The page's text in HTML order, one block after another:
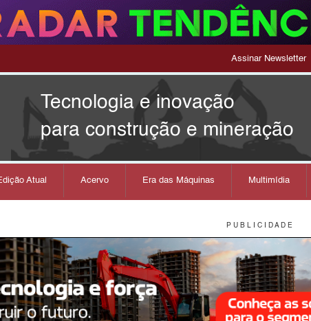
Assinar Newsletter
Tecnologia e inovação
para construção e mineração
Atual Acervo Era das Máquinas Multimídia
P U B L I C I D A D E